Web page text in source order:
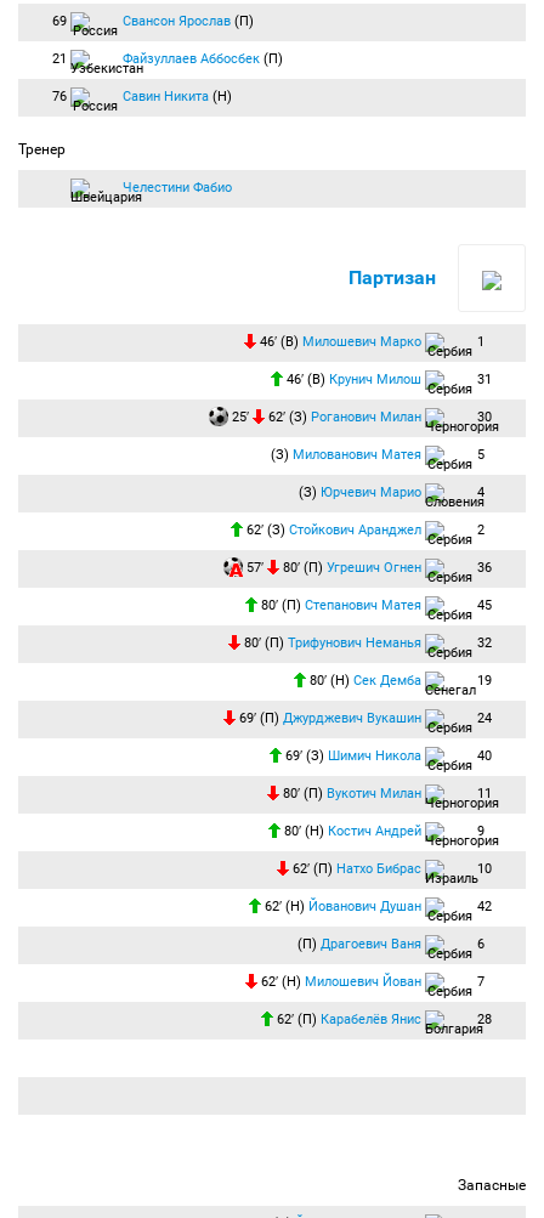
69 Свансон Ярослав (П)
21 Файзуллаев Аббосбек (П)
76 Савин Никита (Н)
Тренер
Челестини Фабио
Партизан
46′ (В) Милошевич Марко 1
46′ (В) Крунич Милош 31
25′ 62′ (З) Роганович Милан 30
(З) Милованович Матея 5
(З) Юрчевич Марио 4
62′ (З) Стойкович Аранджел 2
57′ 80′ (П) Угрешич Огнен 36
80′ (П) Степанович Матея 45
80′ (П) Трифунович Неманья 32
80′ (Н) Сек Демба 19
69′ (П) Джурджевич Вукашин 24
69′ (З) Шимич Никола 40
80′ (П) Вукотич Милан 11
80′ (Н) Костич Андрей 9
62′ (П) Натхо Бибрас 10
62′ (Н) Йованович Душан 42
(П) Драгоевич Ваня 6
62′ (Н) Милошевич Йован 7
62′ (П) Карабелёв Янис 28
Запасные